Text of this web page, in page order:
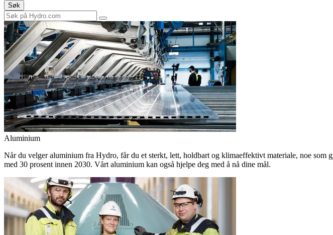
Søk
Aluminium
Når du velger aluminium fra Hydro, får du et sterkt, lett, holdbart og klimaeffektivt materiale, noe
med 30 prosent innen 2030. Vårt aluminium kan også hjelpe deg med å nå dine mål.